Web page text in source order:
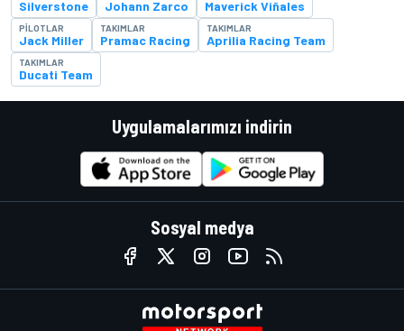
Silverstone Johann Zarco Maverick Viñales
PILOTLAR
Jack Miller
TAKIMLAR
Pramac Racing
TAKIMLAR
Aprilia Racing Team
TAKIMLAR
Ducati Team
Uygulamalarımızı indirin
Sosyal medya